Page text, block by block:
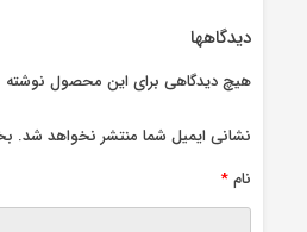
دیدگاهها
هیچ دیدگاهی برای این محصول
نشانی ایمیل شما منتشر نخواهد شد.
نام*